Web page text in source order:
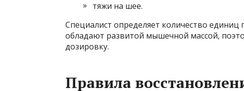
тяжи на шее.
Специалист определяет количество
обладают развитой мышечной массой,
дозировку.
Правила